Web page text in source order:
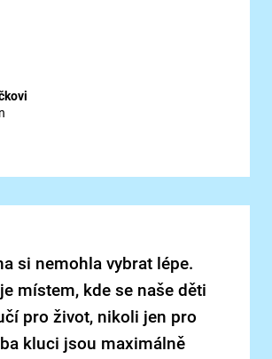
si nemohla vybrat lépe.
místem, kde se naše děti
pro život, nikoli jen pro
kluci jsou maximálně